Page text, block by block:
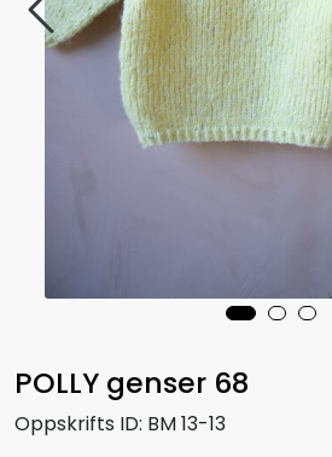
POLLY genser 68
Oppskrifts ID: BM 13-13